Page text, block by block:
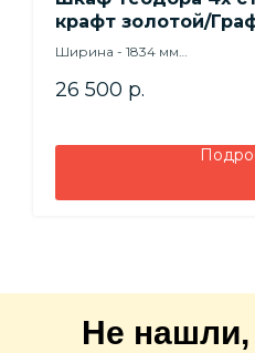
крафт золотой/
Ширина - 1834 мм
Глубина - 523 мм
26 500 р.
Не нашли,